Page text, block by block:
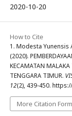
2020-10-20
How to Cite
1. Modesta Yunensis
(2020).
KECAMATAN
TENGGARA TIMUR.
12(2), 439-450.
More Citation